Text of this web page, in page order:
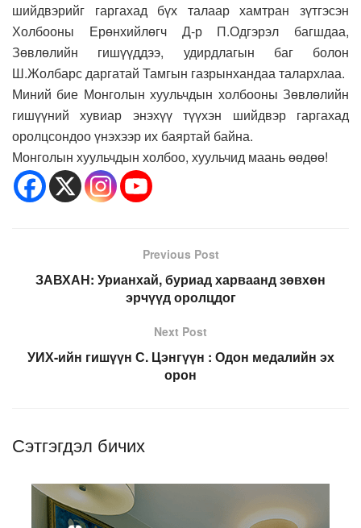
шийдвэрийг гаргахад бүх талаар хамтран зүтгэсэн
Холбооны Ерөнхийлөгч Д-р П.Одгэрэл багшдаа,
Зөвлөлийн гишүүддээ, удирдлагын баг болон
Ш.Жолбарс даргатай Тамгын газрынхандаа талархлаа.
Миний бие Монголын хуульчдын холбооны Зөвлөлийн
гишүүний хувиар энэхүү түүхэн шийдвэр гаргахад
оролцсондоо үнэхээр их баяртай байна.
Монголын хуульчдын холбоо, хуульчид маань өөдөө!
Previous Post
ЗАВХАН: Урианхай, буриад харваанд зөвхөн
эрчүүд оролцдог
Next Post
УИХ-ийн гишүүн С. Цэнгүүн : Одон медалийн эх
орон
Сэтгэгдэл бичих